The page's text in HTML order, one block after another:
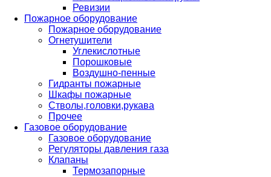
Ревизии
Пожарное оборудование
Пожарное оборудование
Огнетушители
Углекислотные
Порошковые
Воздушно-пенные
Гидранты пожарные
Шкафы пожарные
Стволы,головки,рукава
Прочее
Газовое оборудование
Газовое оборудование
Регуляторы давления газа
Клапаны
Термозапорные